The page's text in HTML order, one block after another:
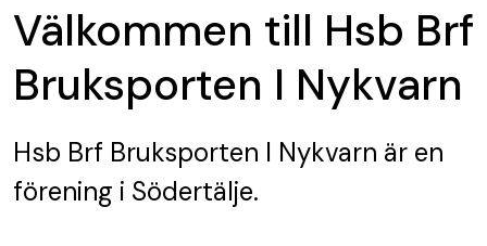
Välkommen till Hsb Brf
Bruksporten I Nykvarn
Hsb Brf Bruksporten I Nykvarn är en
förening i Södertälje.